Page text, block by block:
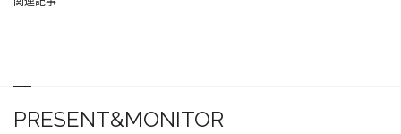
PRESENT&MONITOR